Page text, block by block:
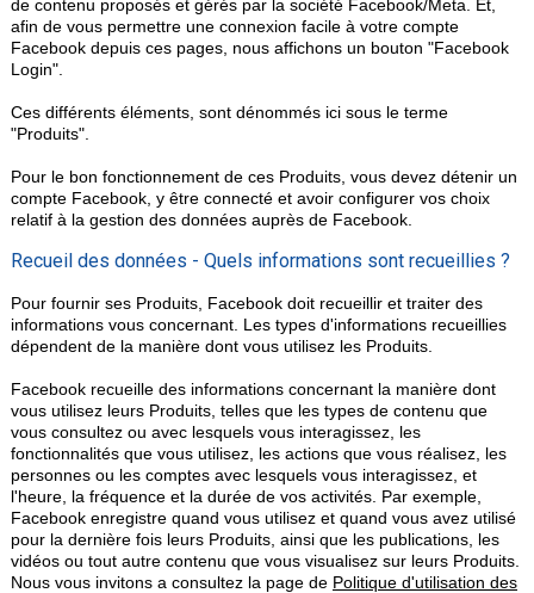
de contenu proposés et gérés par la société Facebook/Meta. Et,
afin de vous permettre une connexion facile à votre compte
Facebook depuis ces pages, nous affichons un bouton "Facebook
Login".
Ces différents éléments, sont dénommés ici sous le terme
"Produits".
Pour le bon fonctionnement de ces Produits, vous devez détenir un
compte Facebook, y être connecté et avoir configurer vos choix
relatif à la gestion des données auprès de Facebook.
Recueil des données - Quels informations sont recueillies ?
Pour fournir ses Produits, Facebook doit recueillir et traiter des
informations vous concernant. Les types d'informations recueillies
dépendent de la manière dont vous utilisez les Produits.
Facebook recueille des informations concernant la manière dont
vous utilisez leurs Produits, telles que les types de contenu que
vous consultez ou avec lesquels vous interagissez, les
fonctionnalités que vous utilisez, les actions que vous réalisez, les
personnes ou les comptes avec lesquels vous interagissez, et
l'heure, la fréquence et la durée de vos activités. Par exemple,
Facebook enregistre quand vous utilisez et quand vous avez utilisé
pour la dernière fois leurs Produits, ainsi que les publications, les
vidéos ou tout autre contenu que vous visualisez sur leurs Produits.
Nous vous invitons a consultez la page de Politique d'utilisation des